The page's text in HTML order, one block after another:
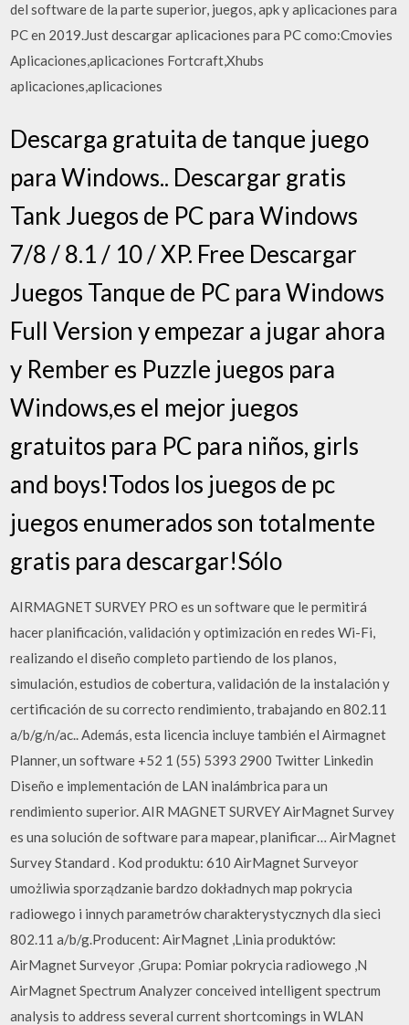
del software de la parte superior, juegos, apk y aplicaciones para
PC en 2019.Just descargar aplicaciones para PC como:Cmovies
Aplicaciones,aplicaciones Fortcraft,Xhubs
aplicaciones,aplicaciones
Descarga gratuita de tanque juego
para Windows.. Descargar gratis
Tank Juegos de PC para Windows
7/8 / 8.1 / 10 / XP. Free Descargar
Juegos Tanque de PC para Windows
Full Version y empezar a jugar ahora
y Rember es Puzzle juegos para
Windows,es el mejor juegos
gratuitos para PC para niños, girls
and boys!Todos los juegos de pc
juegos enumerados son totalmente
gratis para descargar!Sólo
AIRMAGNET SURVEY PRO es un software que le permitirá
hacer planificación, validación y optimización en redes Wi-Fi,
realizando el diseño completo partiendo de los planos,
simulación, estudios de cobertura, validación de la instalación y
certificación de su correcto rendimiento, trabajando en 802.11
a/b/g/n/ac.. Además, esta licencia incluye también el Airmagnet
Planner, un software +52 1 (55) 5393 2900 Twitter Linkedin
Diseño e implementación de LAN inalámbrica para un
rendimiento superior. AIR MAGNET SURVEY AirMagnet Survey
es una solución de software para mapear, planificar… AirMagnet
Survey Standard . Kod produktu: 610 AirMagnet Surveyor
umożliwia sporządzanie bardzo dokładnych map pokrycia
radiowego i innych parametrów charakterystycznych dla sieci
802.11 a/b/g.Producent: AirMagnet ,Linia produktów:
AirMagnet Surveyor ,Grupa: Pomiar pokrycia radiowego ,N
AirMagnet Spectrum Analyzer conceived intelligent spectrum
analysis to address several current shortcomings in WLAN